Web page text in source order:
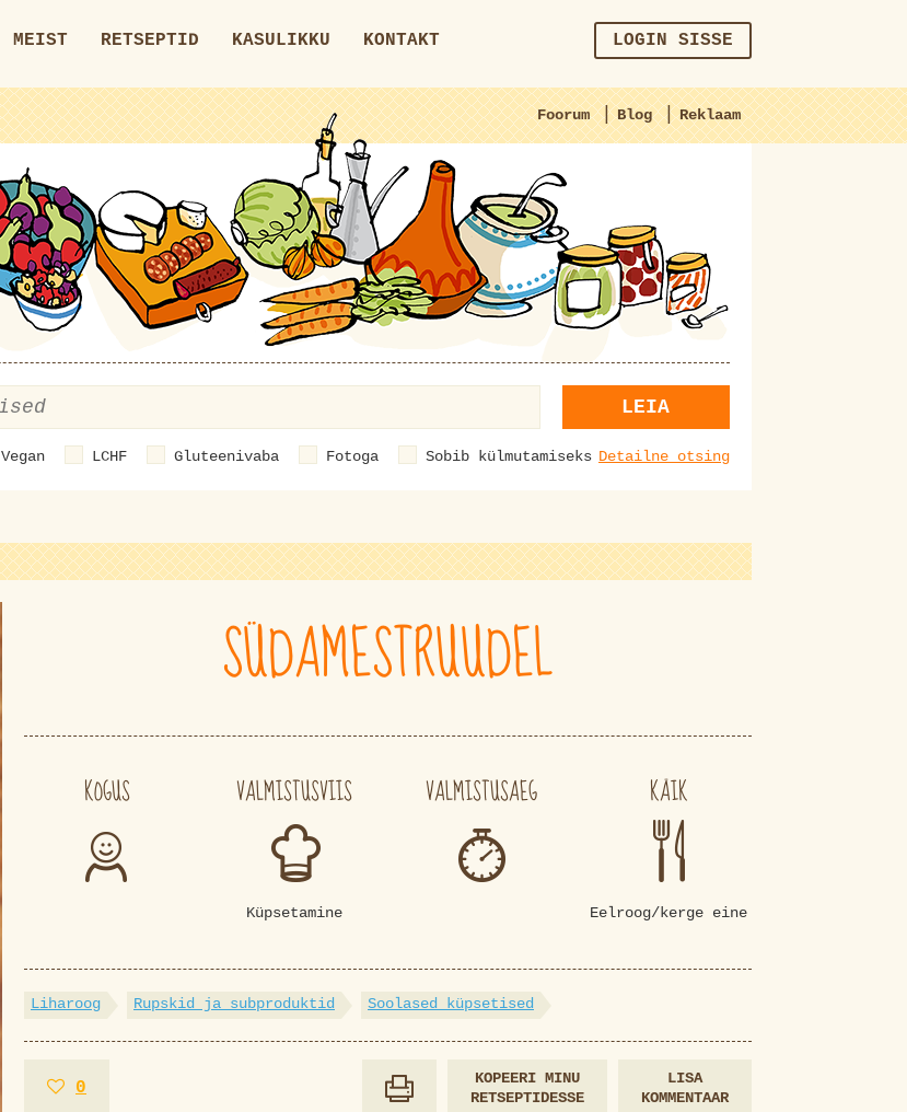
MEIST RETSEPTID KASULIKKU KONTAKT LOGIN SISSE
Foorum | Blog | Reklaam
LEIA
Vegan LCHF Gluteenivaba Fotoga Sobib külmutamiseks Detailne otsing
SÜDAMESTRUUDEL
KOGUS VALMISTUSVIIS
Küpsetamine
VALMISTUSAEG KÄIK
Eelroog/kerge eine
Liharoog Rupskid ja subproduktid Soolased küpsetised
0
LISA
KOMMENTAAR
KOPEERI MINU
RETSEPTIDESSE